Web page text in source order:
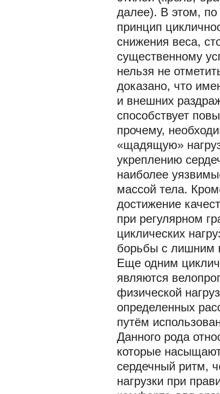
далее). В этом, по
принцип
снижения веса,
существенному
нельзя не
доказано, что
и внешних
способствует
прочему,
«щадящую»
укреплению
наиболее
массой тела.
достижение
при регулярном
циклических
борьбы с лишним
Еще одним
являются
физической
определенных
путём
Данного рода
которые
сердечный ритм,
нагрузки при